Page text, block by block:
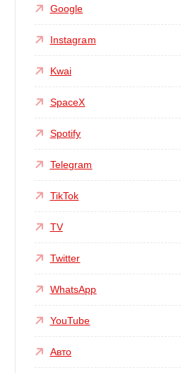
Google
Instagram
Kwai
SpaceX
Spotify
Telegram
TikTok
TV
Twitter
WhatsApp
YouTube
Авто